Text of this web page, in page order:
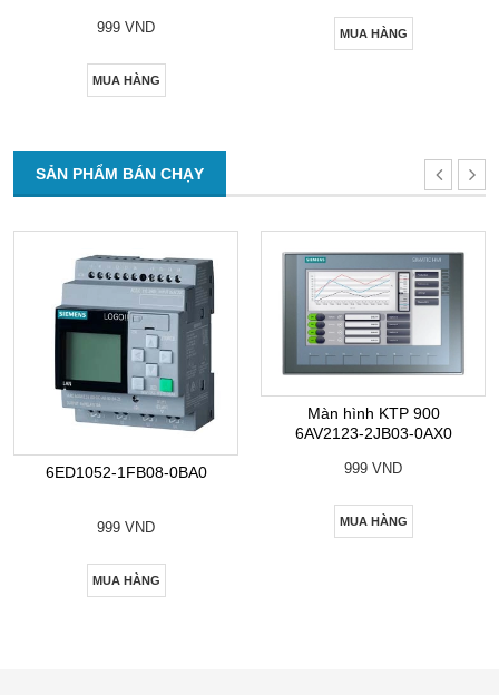
999 VND
MUA HÀNG
MUA HÀNG
SẢN PHẨM BÁN CHẠY
6ED1052-1FB08-0BA0
999 VND
MUA HÀNG
Màn hình KTP 900
6AV2123-2JB03-0AX0
999 VND
MUA HÀNG